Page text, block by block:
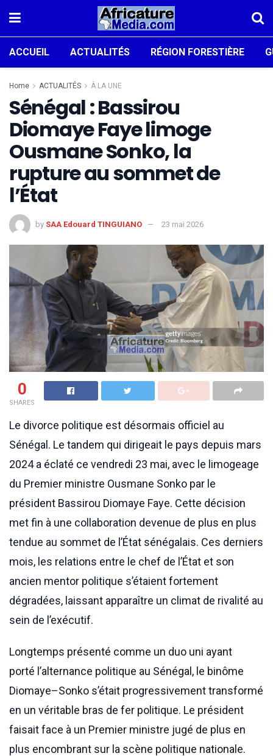
ACCUEIL ACTUALITÉS RÉGION FORESTIÈRE
Home ACTUALITÉS À LA UNE
Sénégal : Bassirou
Diomaye Faye limoge
Ousmane Sonko, la
rupture au sommet de
l’État
by SAA Edouard TINGUIANO 23 mai 2026
0
SHARES
Le divorce politique est désormais officiel au
Sénégal. Le tandem qui dirigeait le pays depuis mars
2024 a éclaté ce vendredi 23 mai, avec le limogeage
du Premier ministre Ousmane Sonko par le
président Bassirou Diomaye Faye. Cette décision
met fin à une collaboration devenue de plus en plus
tendue au sommet de l’État sénégalais. Ces derniers
mois, les relations entre le chef de l’État et son
ancien mentor politique s’étaient fortement
dégradées, laissant apparaître un climat de rivalité au
sein de l’exécutif.
Longtemps présenté comme un duo uni ayant
porté l’alternance politique au Sénégal, le binôme
Diomaye–Sonko s’était progressivement transformé
en un véritable bras de fer politique. Le président
faisait face à un Premier ministre jugé de plus en
plus encombrant sur la scène politique nationale.